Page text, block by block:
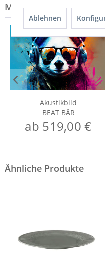
Modell-Familie: BEAT
Akustikbild
BEAT BÄR
ab 519,00 €
Ablehnen